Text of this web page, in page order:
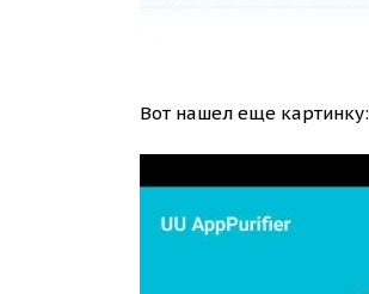
Вот нашел еще картинку: